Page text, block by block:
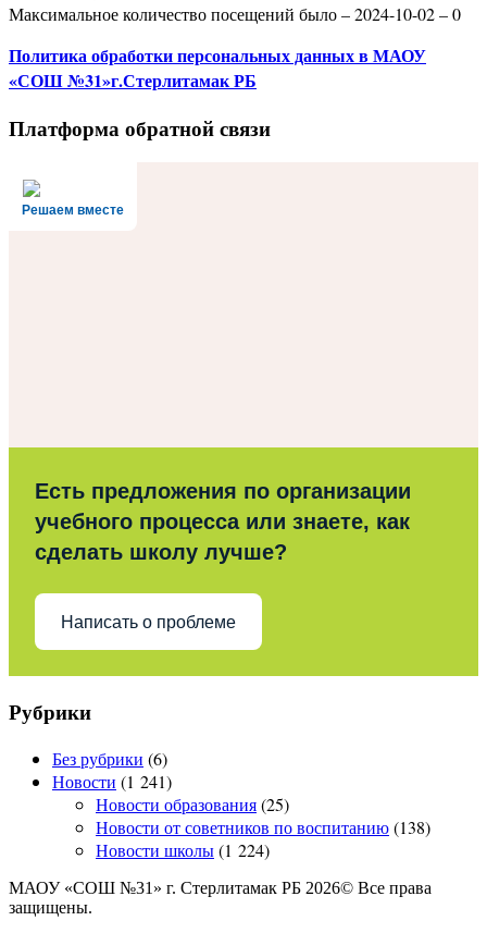
Максимальное количество посещений было – 2024-10-02 – 0
Политикаобработки персональных данныхв МАОУ
«СОШ №31»г.Стерлитамак РБ
Платформа обратной связи
Решаем вместе
Есть предложения по организации
учебного процесса или знаете, как
сделать школу лучше?
Написать о проблеме
Рубрики
Без рубрики (6)
Новости (1 241)
Новости образования(25)
Новости от советников по воспитанию(138)
Новости школы(1 224)
МАОУ «СОШ №31» г. Стерлитамак РБ 2026© Все права
защищены.